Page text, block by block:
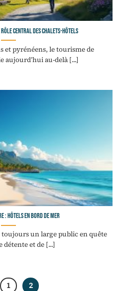
rôle central des chalets-hôtels
et pyrénéens, le tourisme de
aujourd’hui au-delà [...]
: hôtels en bord de mer
un large public en quête
détente et de [...]
1 2